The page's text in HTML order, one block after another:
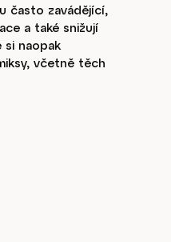
často zavádějící,
a také snižují
si naopak
včetně těch